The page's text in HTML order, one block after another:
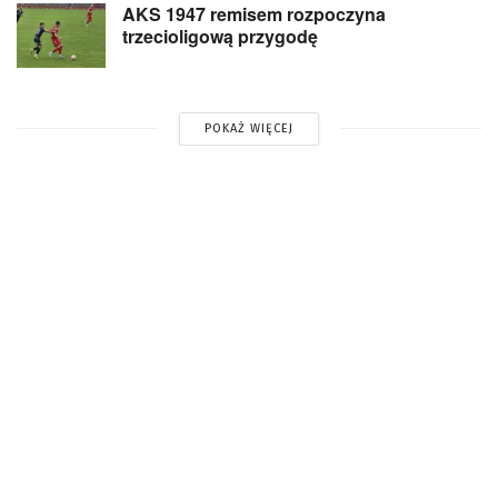
AKS 1947 remisem rozpoczyna
trzecioligową przygodę
POKAŻ WIĘCEJ